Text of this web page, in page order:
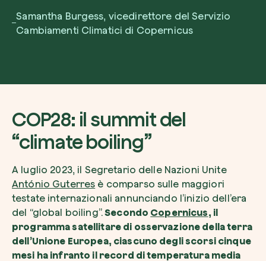
Samantha Burgess, vicedirettore del Servizio
Cambiamenti Climatici di Copernicus
COP28: il summit del
“climate boiling”
A luglio 2023, il Segretario delle Nazioni Unite
António Guterres è comparso sulle maggiori
testate internazionali annunciando l’inizio dell’era
del “global boiling”.Secondo Copernicus, il
programma satellitare di osservazione della terra
dell’Unione Europea, ciascuno degli scorsi cinque
mesi ha infranto il record di temperatura media